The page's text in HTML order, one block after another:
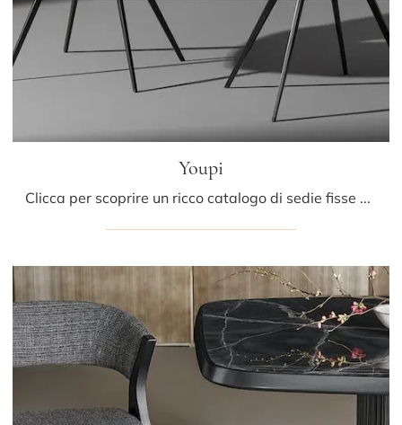
Youpi
Clicca per scoprire un ricco catalogo di sedie fisse per stanze design: il modello Youpi di Bonaldo ti attende!